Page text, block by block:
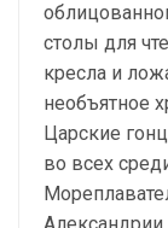
столы для
кресла и
необъятное
Царские
во всех